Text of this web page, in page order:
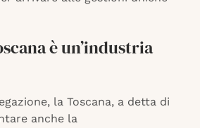
è un’industria
la Toscana, a detta di
anche la